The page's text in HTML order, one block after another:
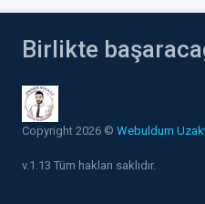
Birlikte
Copyright 2026 © Webuldum
v.1.13 Tüm hakları saklıdır.